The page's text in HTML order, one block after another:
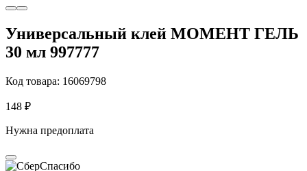
Универсальный клей МОМЕНТ ГЕЛЬ
30 мл 997777
Код товара: 16069798
148 ₽
Нужна предоплата